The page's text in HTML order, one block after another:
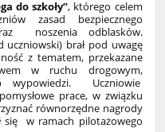
do szkoły”, którego celem
zasad bezpiecznego
noszenia odblasków.
uczniowski) brał pod uwagę
z tematem, przekazane
w ruchu drogowym,
wypowiedzi. Uczniowie
prace, w związku
równorzędne nagrody
się
w ramach pilotażowego